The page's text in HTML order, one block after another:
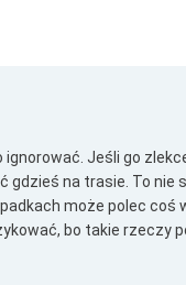
ignorować. Jeśli go
gdzieś na trasie. To nie
może polec coś
bo takie rzeczy